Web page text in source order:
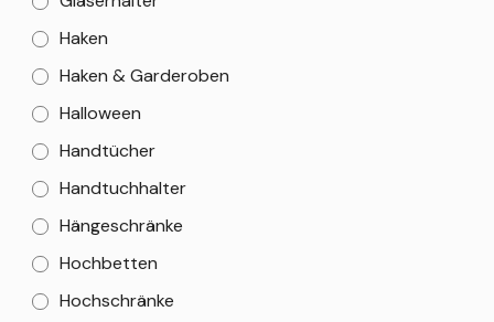
Haken
Haken & Garderoben
Halloween
Handtücher
Handtuchhalter
Hängeschränke
Hochbetten
Hochschränke